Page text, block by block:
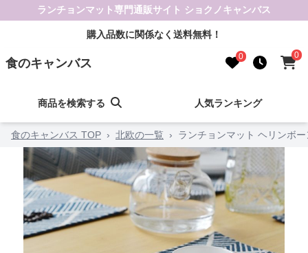
ランチョンマット専門通販サイト ショクノキャンバス
購入品数に関係なく送料無料！
食のキャンバス 0 0
商品を検索する 人気ランキング
食のキャンバス TOP › 北欧の一覧 › ランチョンマット ヘリンボ